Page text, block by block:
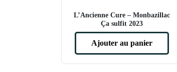
L’Ancienne Cure – Monbazillac
Ça sulfit 2023
Ajouter au panier